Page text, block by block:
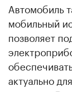
Автомобиль
мобильный
позволяет
актуально